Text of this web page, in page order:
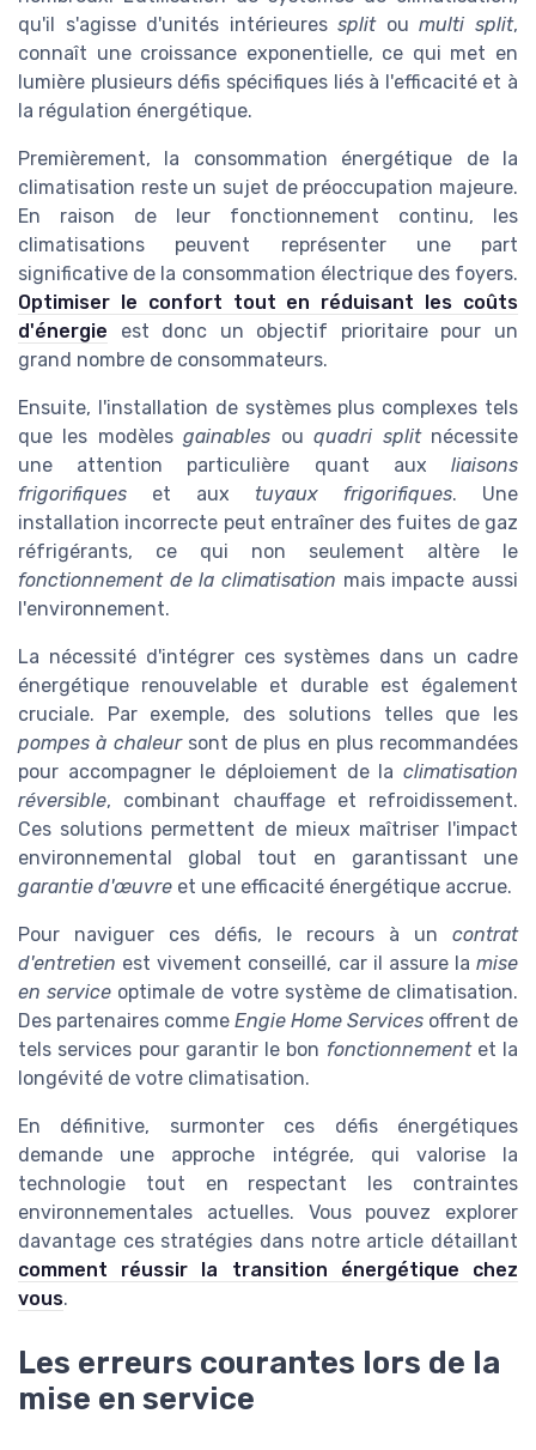
qu'il s'agisse d'unités intérieuressplitoumulti split,
connaît une croissance exponentielle, ce qui met en
lumière plusieurs défis spécifiques liés à l'efficacité et à
la régulation énergétique.
Premièrement, la consommation énergétique de la
climatisation reste un sujet de préoccupation majeure.
En raison de leur fonctionnement continu, les
climatisations peuvent représenter une part
significative de la consommation électrique des foyers.
Optimiser le confort tout en réduisant les coûts
d'énergie est donc un objectif prioritaire pour un
grand nombre de consommateurs.
Ensuite, l'installation de systèmes plus complexes tels
que les modèlesgainables ouquadri splitnécessite
une attention particulière quant aux liaisons
frigorifiques et aux tuyaux frigorifiques. Une
installation incorrecte peut entraîner des fuites de gaz
réfrigérants, ce qui non seulement altère le
fonctionnement de la climatisation mais impacte aussi
l'environnement.
La nécessité d'intégrer ces systèmes dans un cadre
énergétique renouvelable et durable est également
cruciale. Par exemple, des solutions telles que les
pompes à chaleursont de plus en plus recommandées
pour accompagner le déploiement de la climatisation
réversible, combinant chauffage et refroidissement.
Ces solutions permettent de mieux maîtriser l'impact
environnemental global tout en garantissant une
garantie d'œuvre et une efficacité énergétique accrue.
Pour naviguer ces défis, le recours à un contrat
d'entretien est vivement conseillé, car il assure la mise
en service optimale de votre système de climatisation.
Des partenaires comme Engie Home Services offrent de
tels services pour garantir le bon fonctionnementet la
longévité de votre climatisation.
En définitive, surmonter ces défis énergétiques
demande une approche intégrée, qui valorise la
technologie tout en respectant les contraintes
environnementales actuelles. Vous pouvez explorer
davantage ces stratégies dans notre article détaillant
comment réussir la transition énergétique chez
vous.
Les erreurs courantes lors de la
mise en service